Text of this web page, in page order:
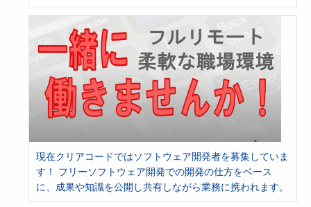
現在クリアコードではソフトウェア開発者を募集していま
す！ フリーソフトウェア開発での開発の仕方をベース
に、成果や知識を公開し共有しながら業務に携われます。